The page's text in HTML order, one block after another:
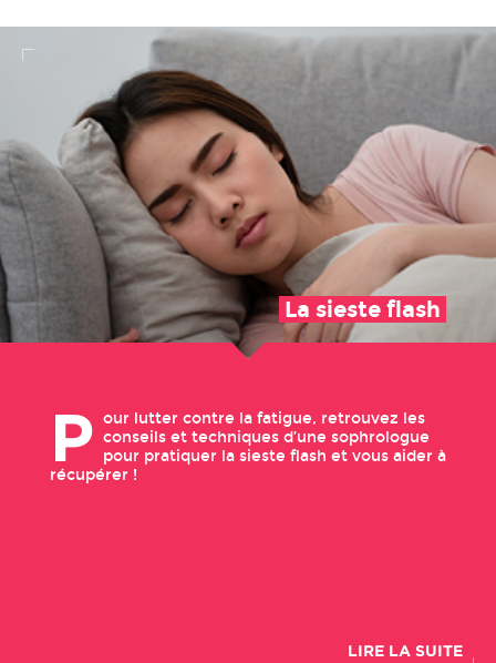
La sieste flash
P our lutter contre la fatigue, retrouvez les
conseils et techniques d’une sophrologue
pour pratiquer la sieste flash et vous aider à
récupérer !
LIRE LA SUITE